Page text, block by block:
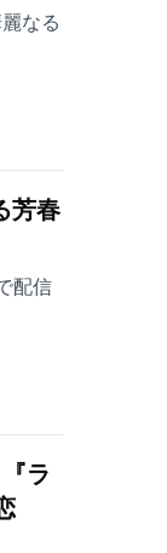
なる
芳春
配信
ラ